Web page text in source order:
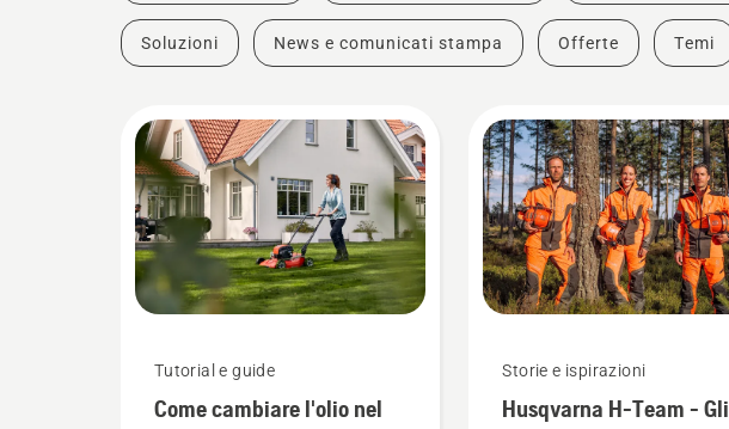
Soluzioni News e comunicati stampa Offerte Temi
Tutorial e guide
Come cambiare l'olio nel
Storie e ispirazioni
Husqvarna H-Team - Gli